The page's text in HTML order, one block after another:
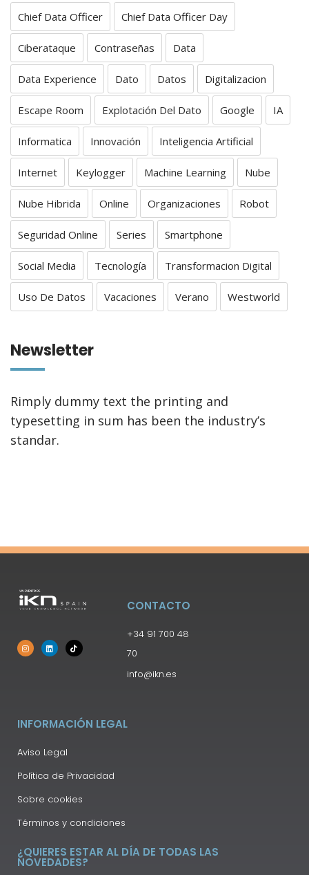
Chief Data Officer Chief Data Officer Day
Ciberataque Contraseñas Data
Data Experience Dato Datos Digitalizacion
Escape Room Explotación Del Dato Google IA
Informatica Innovación Inteligencia Artificial
Internet Keylogger Machine Learning Nube
Nube Hibrida Online Organizaciones Robot
Seguridad Online Series Smartphone
Social Media Tecnología Transformacion Digital
Uso De Datos Vacaciones Verano Westworld
Newsletter
Rimply dummy text the printing and
typesetting in sum has been the industry’s
standar.
CONTACTO
+34 91 700 48
70
info@ikn.es
INFORMACIÓN LEGAL
Aviso Legal
Política de Privacidad
Sobre cookies
Términos y condiciones
¿QUIERES ESTAR AL DÍA DE TODAS LAS
NOVEDADES?